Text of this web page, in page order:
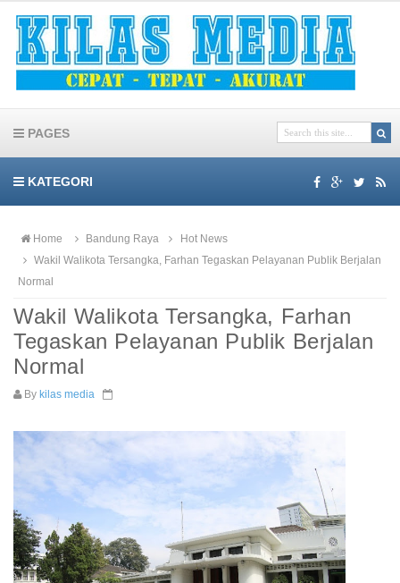
PAGES
KATEGORI
Home Bandung Raya
Hot News
Wakil Walikota Tersangka, Farhan Tegaskan Pelayanan Publik Berjalan
Normal
Wakil Walikota Tersangka, Farhan
Tegaskan Pelayanan Publik Berjalan
Normal
By kilas media